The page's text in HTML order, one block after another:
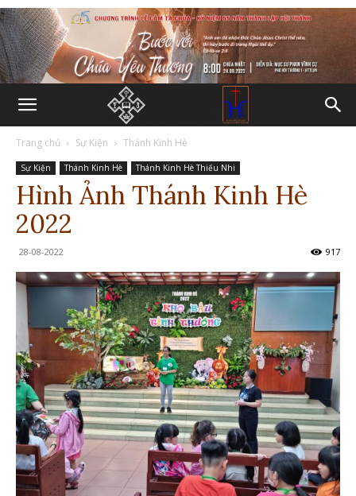
Trang chủ Sự Kiện Thánh Kinh Hè
Sự Kiện Thánh Kinh Hè Thánh Kinh Hè Thiếu Nhi
Hình Ảnh Thánh Kinh Hè
2022
28-08-2022 917